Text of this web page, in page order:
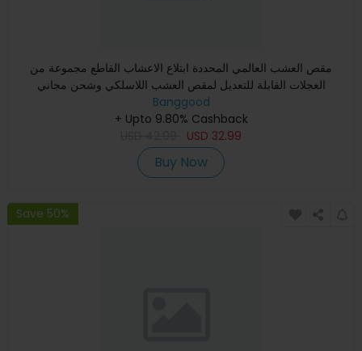
مقص العشب العالمي المحددة ابتلاع الاعشاب القاطع مجموعة من
العجلات القابلة للتعديل لمقص العشب اللاسلكي وشحن مجاني
Banggood
+ Upto 9.80% Cashback
USD 32.99
Buy Now
Save 50%